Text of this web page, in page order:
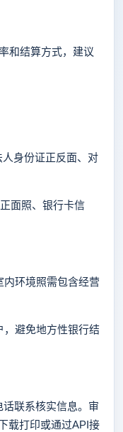
结算方式，建议
身份证正反面、对
面照、银行卡信
环境照需包含经营
避免地方性银行结
联系核实信息。审
载打印或通过API接